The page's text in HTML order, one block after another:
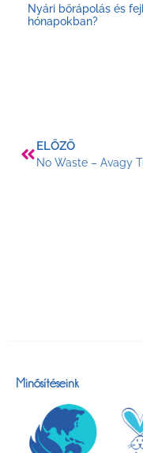
Nyári bőrápolás és
hónapokban?
ELŐZŐ
Minősítéseink